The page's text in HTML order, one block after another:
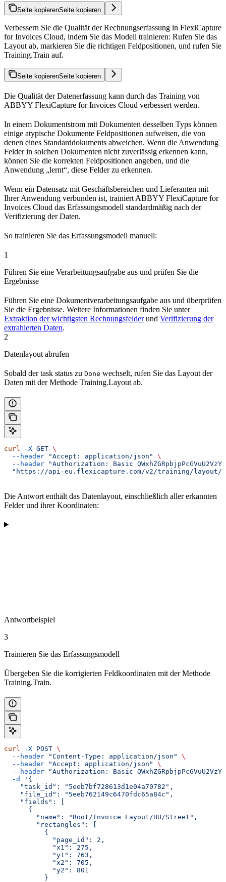
Seite kopierenSeite kopieren
Verbessern Sie die Qualität der Rechnungserfassung in FlexiCapture
for Invoices Cloud, indem Sie das Modell trainieren: Rufen Sie das
Layout ab, markieren Sie die richtigen Feldpositionen, und rufen Sie
Training.Train auf.
Seite kopierenSeite kopieren
Die Qualität der Datenerfassung kann durch das Training von
ABBYY FlexiCapture for Invoices Cloud verbessert werden.
In einem Dokumentstrom mit Dokumenten desselben Typs können
einige atypische Dokumente Feldpositionen aufweisen, die von
denen eines Standarddokuments abweichen. Wenn die Anwendung
Felder in solchen Dokumenten nicht zuverlässig erkennen kann,
können Sie die korrekten Feldpositionen angeben, und die
Anwendung „lernt“, diese Felder zu erkennen.
Wenn ein Datensatz mit Geschäftsbereichen und Lieferanten mit
Ihrer Anwendung verbunden ist, trainiert ABBYY FlexiCapture for
Invoices Cloud das Erfassungsmodell standardmäßig nach der
Verifizierung der Daten.
So trainieren Sie das Erfassungsmodell manuell:
1
Führen Sie eine Verarbeitungsaufgabe aus und prüfen Sie die
Ergebnisse
Führen Sie eine Dokumentverarbeitungsaufgabe aus und überprüfen
Sie die Ergebnisse. Weitere Informationen finden Sie unter
Extraktion der wichtigsten Rechnungsfelderund Verifizierung der
extrahierten Daten.
2
Datenlayout abrufen
Sobald der task status zu Done wechselt, rufen Sie das Layout der
Daten mit der Methode Training.Layout ab.
curl -X GET \
  --header
"Accept: application/json"
\
  --header
"Authorization: Basic
"https://api-eu.flexicapture.com/v2/training/
Die Antwort enthält das Datenlayout, einschließlich aller erkannten
Felder und ihrer Koordinaten:
Antwortbeispiel
3
Trainieren Sie das Erfassungsmodell
Übergeben Sie die korrigierten Feldkoordinaten mit der Methode
Training.Train.
curl -X POST \
  --header
"Content-Type: application/json"
\
  --header
"Accept: application/json"
\
  --header
"Authorization: Basic
  -d
'{
    "task_id": "5eeb7bf728613d1e04a70782",
    "file_id": "5eeb762149c6470fdc65a84c",
    "fields": [
      {
        "name": "Root/Invoice Layout/BU/Street",
        "rectangles": [
          {
            "page_id": 2,
            "x1": 275,
            "y1": 763,
            "x2": 705,
            "y2": 801
          }